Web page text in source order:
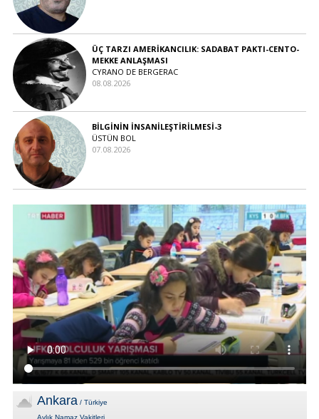
ÜÇ TARZI AMERİKANCILIK: SADABAT PAKTI-CENTO-
MEKKE ANLAŞMASI
CYRANO DE BERGERAC
08.08.2026
BİLGİNİN İNSANİLEŞTİRİLMESİ-3
ÜSTÜN BOL
07.08.2026